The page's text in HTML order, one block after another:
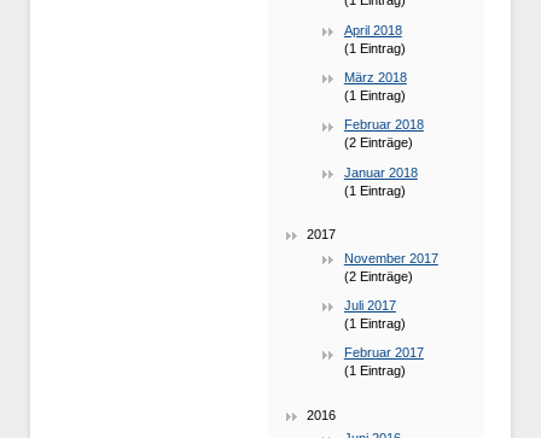
April 2018
(1 Eintrag)
März 2018
(1 Eintrag)
Februar 2018
(2 Einträge)
Januar 2018
(1 Eintrag)
2017
November 2017
(2 Einträge)
Juli 2017
(1 Eintrag)
Februar 2017
(1 Eintrag)
2016